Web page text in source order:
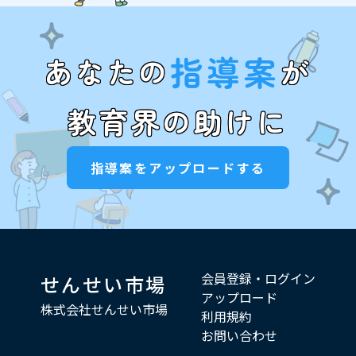
あなたの指導案が
教育界の助けに
指導案をアップロードする
せんせい市場
株式会社せんせい市場
会員登録・ログイン
アップロード
利用規約
お問い合わせ